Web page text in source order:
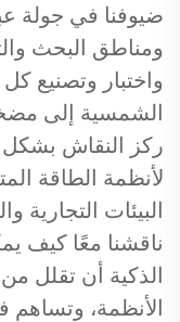
ضيوفنا في جولة
ومناطق البحث
واختبار وتصنيع
الشمسية إلى
ركز النقاش بشكل
لأنظمة الطاقة
البيئات التجارية
ناقشنا معًا كيف
الذكية أن تقلل
الأنظمة،